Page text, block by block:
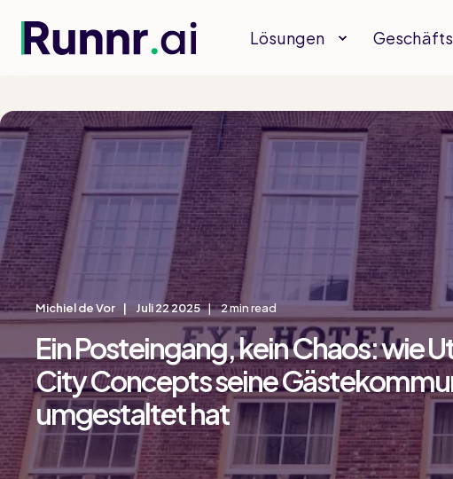
Lösungen
Michiel de Vor Juli 22 2025 2 min read
Ein Posteingang, kein Chaos: wie
City Concepts seine
umgestaltet hat